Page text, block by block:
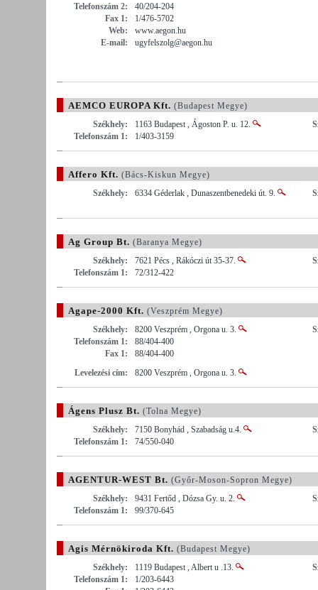
Telefonszám 2:
40/204-204
Fax 1:
1/476-5702
Web:
www.aegon.hu
E-mail:
ugyfelszolg@aegon.hu
AEMCO EUROPA Kft. (Budapest Megye)
Székhely:
1163 Budapest , Ágoston P. u. 12.
Telefonszám 1:
1/403-3159
Affero Kft. (Bács-Kiskun Megye)
Székhely:
6334 Géderlak , Dunaszentbenedeki út. 9.
Ag Group Bt. (Baranya Megye)
Székhely:
7621 Pécs , Rákóczi út 35-37.
Telefonszám 1:
72/312-422
Agape-2000 Kft. (Veszprém Megye)
Székhely:
8200 Veszprém , Orgona u. 3.
Telefonszám 1:
88/404-400
Fax 1:
88/404-400
Levelezési cím:
8200 Veszprém , Orgona u. 3.
Ágens Plusz Bt. (Tolna Megye)
Székhely:
7150 Bonyhád , Szabadság u.4.
Telefonszám 1:
74/550-040
AGENTUR-WEST Bt. (Győr-Moson-Sopron Megye)
Székhely:
9431 Fertőd , Dózsa Gy. u. 2.
Telefonszám 1:
99/370-645
Agis Mérnökiroda Kft. (Budapest Megye)
Székhely:
1119 Budapest , Albert u .13.
Telefonszám 1:
1/203-6443